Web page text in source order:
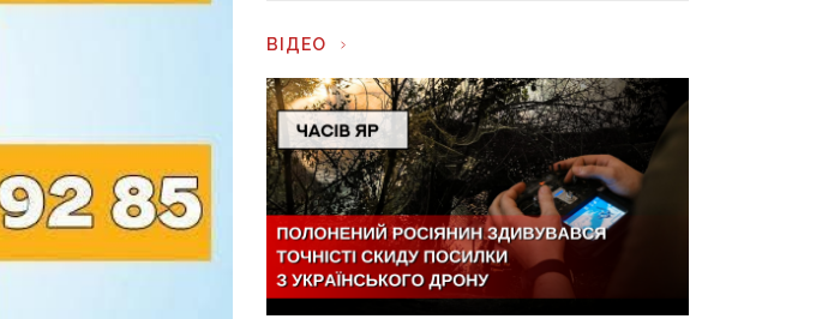
ВІДЕО